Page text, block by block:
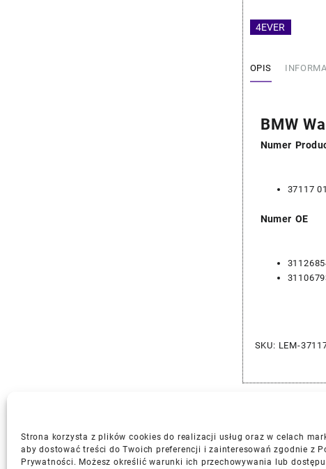
Strona korzysta z plików cookies do realizacji usług oraz w celach
aby dostować treści do Twoich preferencji i zainteresowań zgodnie z
Prywatności. Możesz określić warunki ich przechowywania lub
4EVER
OPIS
BMW
Numer
37117 01
Numer OE
SKU: LEM-